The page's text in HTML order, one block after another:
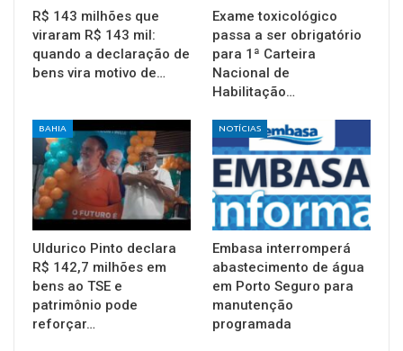
R$ 143 milhões que
viraram R$ 143 mil:
quando a declaração de
bens vira motivo de…
Exame toxicológico
passa a ser obrigatório
para 1ª Carteira
Nacional de
Habilitação…
BAHIA
Uldurico Pinto declara
R$ 142,7 milhões em
bens ao TSE e
patrimônio pode
reforçar…
NOTÍCIAS
Embasa interromperá
abastecimento de água
em Porto Seguro para
manutenção
programada